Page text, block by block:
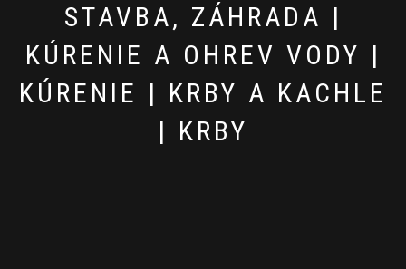
STAVBA, ZÁHRADA |
KÚRENIE A OHREV VODY |
KÚRENIE | KRBY A KACHLE
| KRBY